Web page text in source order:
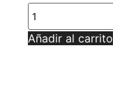
PENDIENTE
EN
NACAR
AG
Añadir al carrito